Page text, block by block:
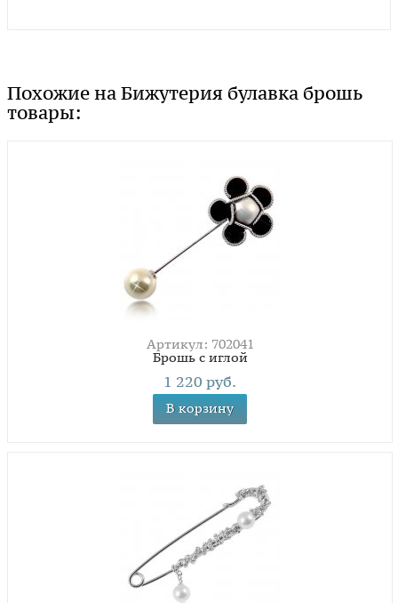
Похожие на Бижутерия булавка брошь
товары:
Артикул: 702041
Брошь с иглой
1 220 руб.
В корзину